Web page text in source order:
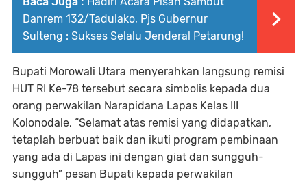
Danrem 132/Tadulako, Pjs Gubernur
Sulteng : Sukses Selalu Jenderal Petarung!
Bupati Morowali Utara menyerahkan langsung remisi
HUT RI Ke-78 tersebut secara simbolis kepada dua
orang perwakilan Narapidana Lapas Kelas III
Kolonodale, “Selamat atas remisi yang didapatkan,
tetaplah berbuat baik dan ikuti program pembinaan
yang ada di Lapas ini dengan giat dan sungguh-
sungguh” pesan Bupati kepada perwakilan